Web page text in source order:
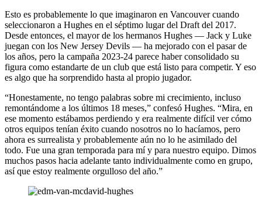
Esto es probablemente lo que imaginaron en Vancouver cuando
seleccionaron a Hughes en el séptimo lugar del Draft del 2017.
Desde entonces, el mayor de los hermanos Hughes — Jack y Luke
juegan con los New Jersey Devils — ha mejorado con el pasar de
los años, pero la campaña 2023-24 parece haber consolidado su
figura como estandarte de un club que está listo para competir. Y eso
es algo que ha sorprendido hasta al propio jugador.
“Honestamente, no tengo palabras sobre mi crecimiento, incluso
remontándome a los últimos 18 meses,” confesó Hughes. “Mira, en
ese momento estábamos perdiendo y era realmente difícil ver cómo
otros equipos tenían éxito cuando nosotros no lo hacíamos, pero
ahora es surrealista y probablemente aún no lo he asimilado del
todo. Fue una gran temporada para mí y para nuestro equipo. Dimos
muchos pasos hacia adelante tanto individualmente como en grupo,
así que estoy realmente orgulloso del año.”